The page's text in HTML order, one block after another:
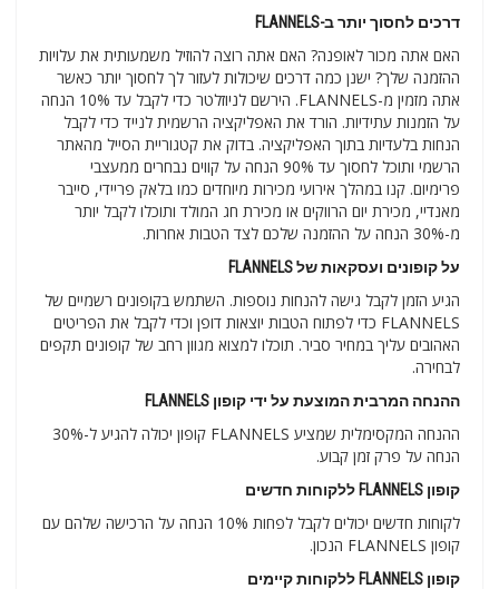
דרכים לחסוך יותר ב-FLANNELS
האם אתה מכור לאופנה? האם אתה רוצה להוזיל משמעותית את עלויות
ההזמנה שלך? ישנן כמה דרכים שיכולות לעזור לך לחסוך יותר כאשר
אתה מזמין מ-FLANNELS. הירשם לניוזלטר כדי לקבל עד 10% הנחה
על הזמנות עתידיות. הורד את האפליקציה הרשמית לנייד כדי לקבל
הנחות בלעדיות בתוך האפליקציה. בדוק את קטגוריית הסייל מהאתר
הרשמי ותוכל לחסוך עד 90% הנחה על קווים נבחרים ממעצבי
פרימיום. קנו במהלך אירועי מכירות מיוחדים כמו בלאק פריידי, סייבר
מאנדיי, מכירת יום הרווקים או מכירת חג המולד ותוכלו לקבל יותר
מ-30% הנחה על ההזמנה שלכם לצד הטבות אחרות.
על קופונים ועסקאות של FLANNELS
הגיע הזמן לקבל גישה להנחות נוספות. השתמש בקופונים רשמיים של
FLANNELS כדי לפתוח הטבות יוצאות דופן וכדי לקבל את הפריטים
האהובים עליך במחיר סביר. תוכלו למצוא מגוון רחב של קופונים תקפים
לבחירה.
ההנחה המרבית המוצעת על ידי קופון FLANNELS
ההנחה המקסימלית שמציע FLANNELS קופון יכולה להגיע ל-30%
הנחה על פרק זמן קבוע.
קופון FLANNELS ללקוחות חדשים
לקוחות חדשים יכולים לקבל לפחות 10% הנחה על הרכישה שלהם עם
קופון FLANNELS הנכון.
קופון FLANNELS ללקוחות קיימים